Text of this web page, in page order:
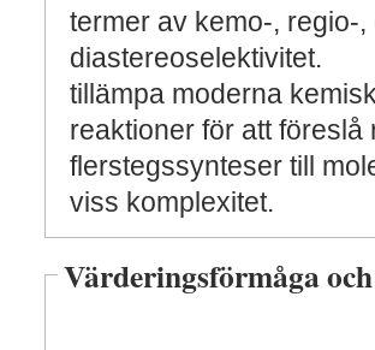
termer av kemo-, regio-,
diastereoselektivitet.
tillämpa moderna
reaktioner för att föreslå
flerstegssynteser till
viss komplexitet.
Värderingsförmåga